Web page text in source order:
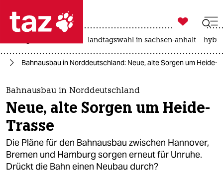
 taz zahl ich
taz zahl ich
themen
politik
öko
gesellschaft

taz zahl ich
landtagswahl in sachsen-anhalt
Bahnausbau in Norddeutschland: Neue, alte Sorgen um Heide-
Bahnausbau in Norddeutschland
Neue, alte Sorgen um Heide-
Trasse
Die Pläne für den Bahnausbau zwischen Hannover,
Bremen und Hamburg sorgen erneut für Unruhe.
Drückt die Bahn einen Neubau durch?